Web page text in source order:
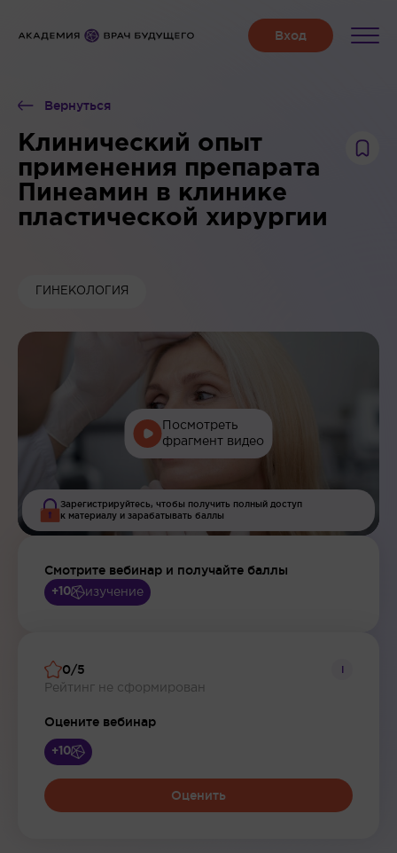
Вернуться
Клинический опыт
применения препарата
Пинеамин в клинике
пластической хирургии
ГИНЕКОЛОГИЯ
Посмотреть
фрагмент видео
Зарегистрируйтесь, чтобы получить полный доступ
к материалу и зарабатывать баллы
Смотрите вебинар и получайте баллы
+10 изучение
0/5
Рейтинг не сформирован
i
Оцените вебинар
+10
Оценить